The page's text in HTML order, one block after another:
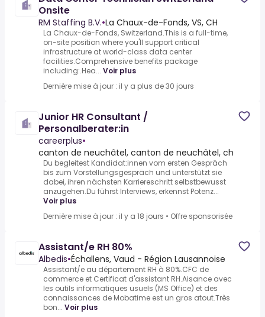
Onsite
RM Staffing B.V.•La Chaux-de-Fonds, VS, CH
La Chaux-de-Fonds, Switzerland.This is a full-time,
on-site position where you'll support critical
infrastructure at world-class data center
facilities.Comprehensive benefits package
including:.Hea... Voir plus
Dernière mise à jour : il y a plus de 30 jours
Junior HR Consultant /
Personalberater:in
careerplus•
canton de neuchâtel, canton de neuchâtel, ch
Du begleitest Kandidat:innen vom ersten Gespräch
bis zum Vorstellungsgespräch und unterstützt sie
dabei, ihren nächsten Karriereschritt selbstbewusst
anzugehen.Du führst Interviews, erkennst Potenz...
Voir plus
Dernière mise à jour : il y a 18 jours • Offre sponsorisée
Assistant/e RH 80%
Albedis•Échallens, Vaud - Région Lausannoise
Assistant/e au département RH à 80%.CFC de
commerce et Certificat d'assistant RH.Aisance avec
les outils informatiques usuels (MS Office) et des
connaissances de Mobatime est un gros atout.Très
bon... Voir plus